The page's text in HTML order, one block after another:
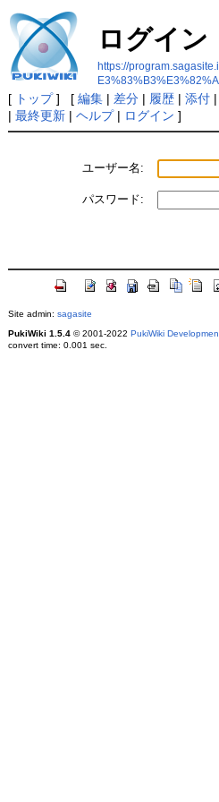
ログイン
https://
[ トップ] [ 編集| 差分| 履歴| 添付|
| 最終更新| ヘルプ| ログイン ]
ユーザー名:
パスワード:
Site admin: sagasite
PukiWiki 1.5.4© 2001-2022 PukiWiki
convert time: 0.001 sec.